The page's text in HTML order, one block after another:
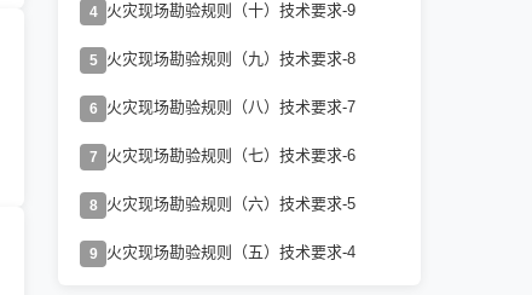
4 火灾现场勘验规则（十）技术要求-9
5 火灾现场勘验规则（九）技术要求-8
6 火灾现场勘验规则（八）技术要求-7
7 火灾现场勘验规则（七）技术要求-6
8 火灾现场勘验规则（六）技术要求-5
9 火灾现场勘验规则（五）技术要求-4